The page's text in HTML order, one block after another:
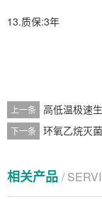
13.质保:3年
上一条 高低温极速
下一条 环氧乙烷灭
相关产品 /